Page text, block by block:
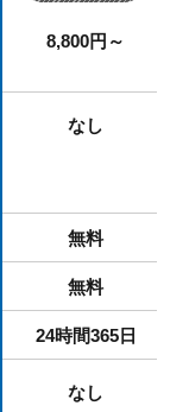
8,800円～
なし
無料
無料
24時間365日
なし